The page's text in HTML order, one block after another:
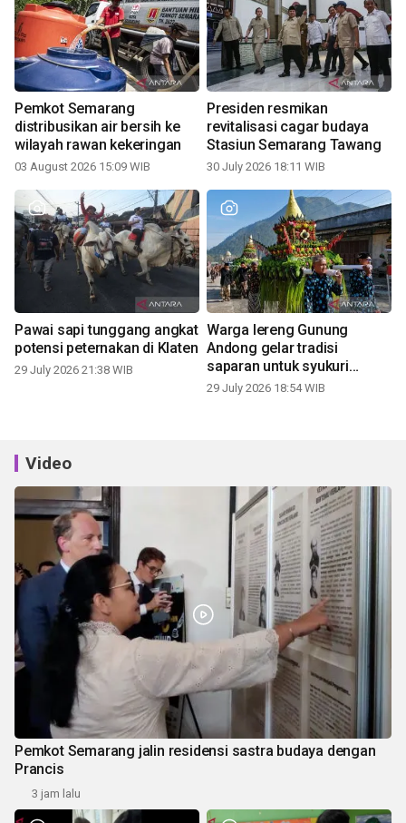
Pemkot Semarang
distribusikan air bersih ke
wilayah rawan kekeringan
03 August 2026 15:09 WIB
Presiden resmikan
revitalisasi cagar budaya
Stasiun Semarang Tawang
30 July 2026 18:11 WIB
Pawai sapi tunggang angkat
potensi peternakan di Klaten
29 July 2026 21:38 WIB
Warga lereng Gunung
Andong gelar tradisi
saparan untuk syukuri
panen
29 July 2026 18:54 WIB
Video
Pemkot Semarang jalin residensi sastra budaya dengan
Prancis
3 jam lalu